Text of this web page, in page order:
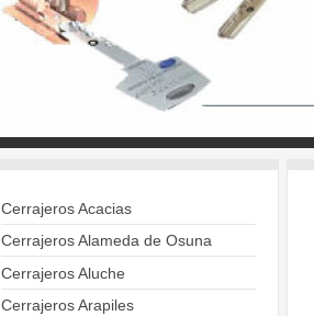
Cerrajeros Acacias
Cerrajeros Alameda de Osuna
Cerrajeros Aluche
Cerrajeros Arapiles